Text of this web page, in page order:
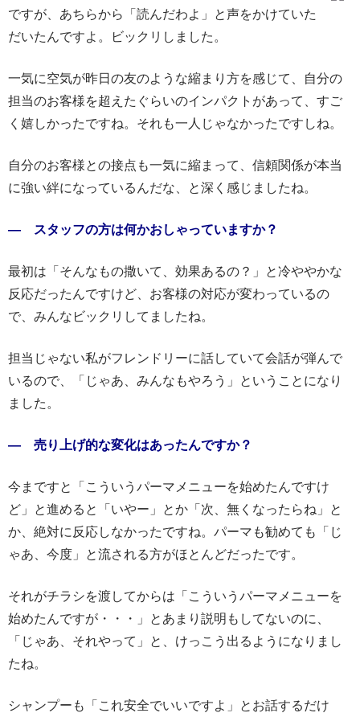
ですが、あちらから「読んだわよ」と声をかけていた
だいたんですよ。ビックリしました。
一気に空気が昨日の友のような縮まり方を感じて、自分の
担当のお客様を超えたぐらいのインパクトがあって、すご
く嬉しかったですね。それも一人じゃなかったですしね。
自分のお客様との接点も一気に縮まって、信頼関係が本当
に強い絆になっているんだな、と深く感じましたね。
― スタッフの方は何かおしゃっていますか？
最初は「そんなもの撒いて、効果あるの？」と冷ややかな
反応だったんですけど、お客様の対応が変わっているの
で、みんなビックリしてましたね。
担当じゃない私がフレンドリーに話していて会話が弾んで
いるので、「じゃあ、みんなもやろう」ということになり
ました。
― 売り上げ的な変化はあったんですか？
今まですと「こういうパーマメニューを始めたんですけ
ど」と進めると「いやー」とか「次、無くなったらね」と
か、絶対に反応しなかったですね。パーマも勧めても「じ
ゃあ、今度」と流される方がほとんどだったです。
それがチラシを渡してからは「こういうパーマメニューを
始めたんですが・・・」とあまり説明もしてないのに、
「じゃあ、それやって」と、けっこう出るようになりまし
たね。
シャンプーも「これ安全でいいですよ」とお話するだけ